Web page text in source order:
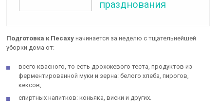
празднования
Подготовка к Песаху начинается за неделю с тщательнейшей
уборки дома от:
всего квасного, то есть дрожжевого теста, продуктов из
ферментированной муки и зерна: белого хлеба, пирогов,
кексов,
спиртных напитков: коньяка, виски и других.